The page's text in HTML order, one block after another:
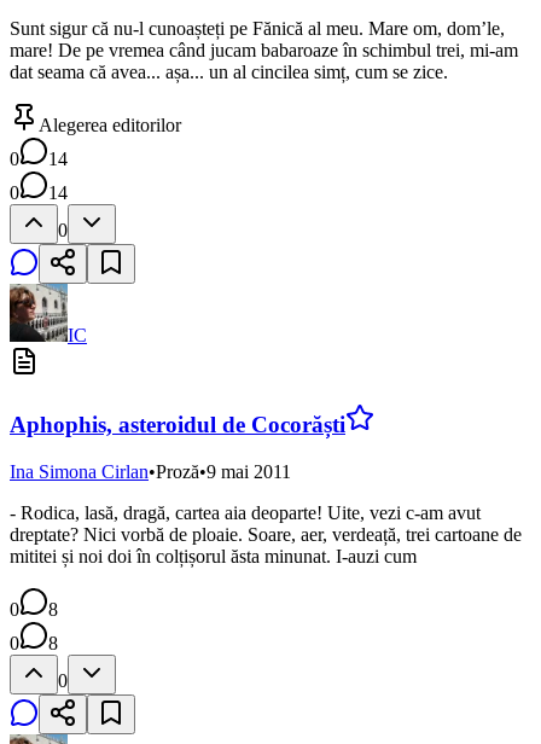
Sunt sigur că nu-l cunoașteți pe Fănică al meu. Mare om, dom’le,
mare! De pe vremea când jucam babaroaze în schimbul trei, mi-am
dat seama că avea... așa... un al cincilea simț, cum se zice.
Alegerea editorilor
0
14
0
14
0
IC
Aphophis, asteroidul de Cocorăști
Ina Simona Cirlan•Proză•9 mai 2011
- Rodica, lasă, dragă, cartea aia deoparte! Uite, vezi c-am avut
dreptate? Nici vorbă de ploaie. Soare, aer, verdeață, trei cartoane de
mititei și noi doi în colțișorul ăsta minunat. I-auzi cum
0
8
0
8
0